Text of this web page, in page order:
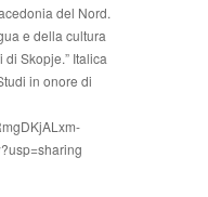
del Nord.
e della cultura
Skopje.” Italica
in onore di